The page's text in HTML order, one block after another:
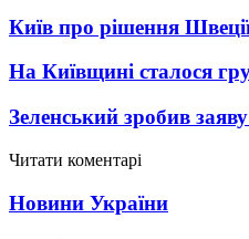
Київ про рішення
На Київщині сталося
Зеленський зробив
Читати коментарі
Новини України